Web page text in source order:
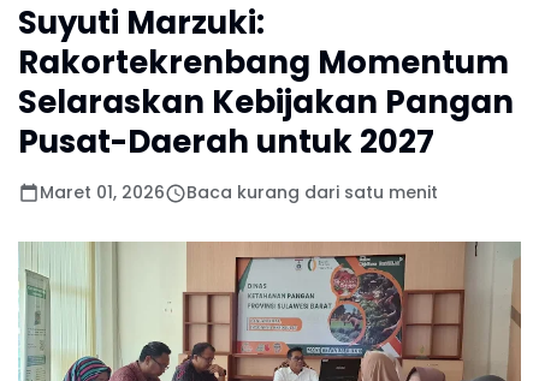
Suyuti Marzuki:
Rakortekrenbang Momentum
Selaraskan Kebijakan Pangan
Pusat-Daerah untuk 2027
Maret 01, 2026 Baca kurang dari satu menit